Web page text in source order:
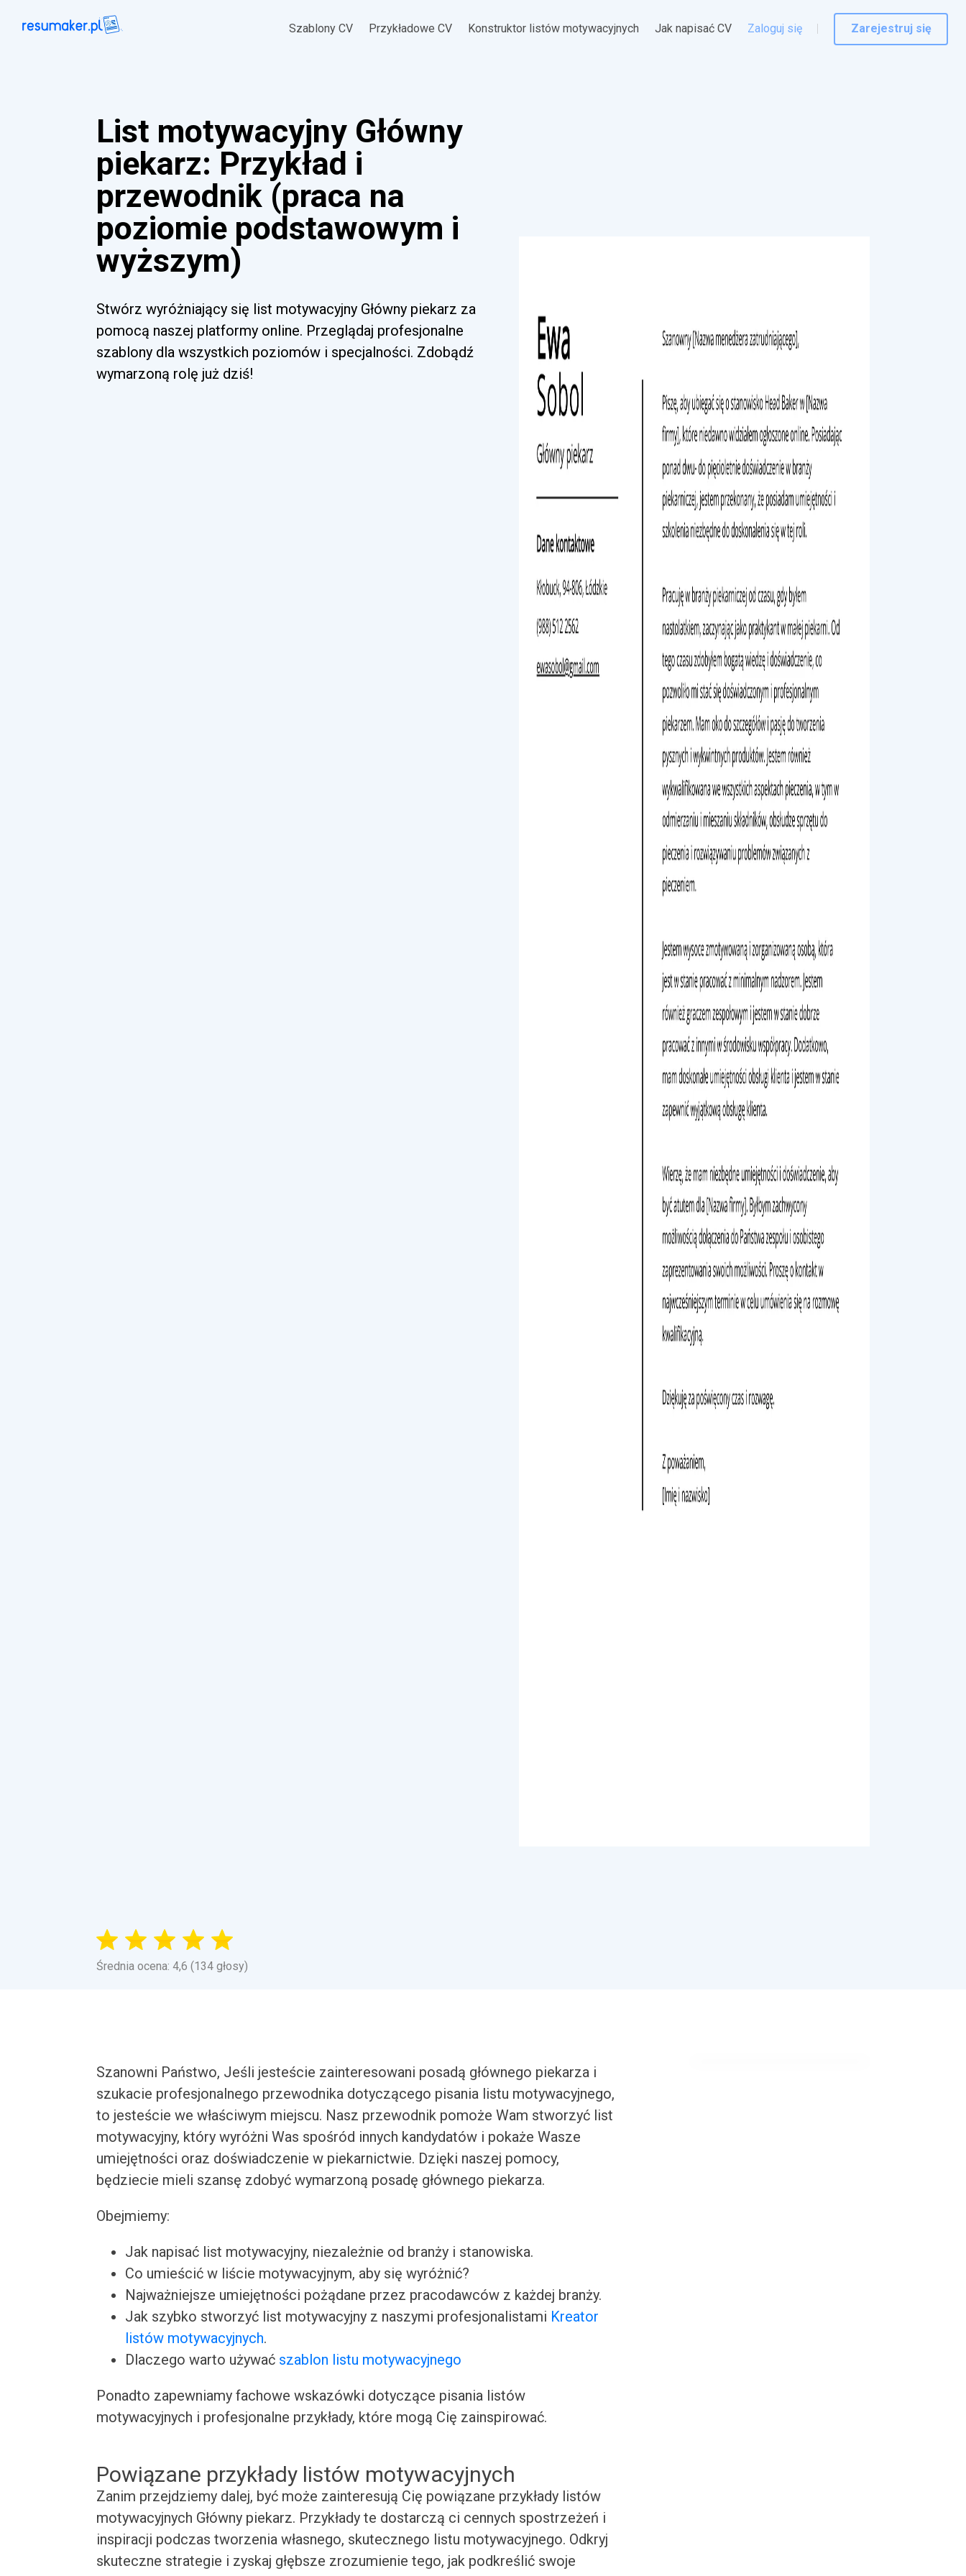
Szablony CV Przykładowe CV Konstruktor listów motywacyjnych Jak napisać CV Zaloguj się Zarejestruj się
List motywacyjny Główny
piekarz: Przykład i
przewodnik (praca na
poziomie podstawowym i
wyższym)
Stwórz wyróżniający się list motywacyjny Główny piekarz za
pomocą naszej platformy online. Przeglądaj profesjonalne
szablony dla wszystkich poziomów i specjalności. Zdobądź
wymarzoną rolę już dziś!
Średnia ocena: 4,6 (134 głosy)
Szanowni Państwo, Jeśli jesteście zainteresowani posadą głównego piekarza i
szukacie profesjonalnego przewodnika dotyczącego pisania listu motywacyjnego,
to jesteście we właściwym miejscu. Nasz przewodnik pomoże Wam stworzyć list
motywacyjny, który wyróżni Was spośród innych kandydatów i pokaże Wasze
umiejętności oraz doświadczenie w piekarnictwie. Dzięki naszej pomocy,
będziecie mieli szansę zdobyć wymarzoną posadę głównego piekarza.
Obejmiemy:
Jak napisać list motywacyjny, niezależnie od branży i stanowiska.
Co umieścić w liście motywacyjnym, aby się wyróżnić?
Najważniejsze umiejętności pożądane przez pracodawców z każdej branży.
Jak szybko stworzyć list motywacyjny z naszymi profesjonalistami Kreator
listów motywacyjnych.
Dlaczego warto używać szablon listu motywacyjnego
Ponadto zapewniamy fachowe wskazówki dotyczące pisania listów
motywacyjnych i profesjonalne przykłady, które mogą Cię zainspirować.
Powiązane przykłady listów motywacyjnych
Zanim przejdziemy dalej, być może zainteresują Cię powiązane przykłady listów
motywacyjnych Główny piekarz. Przykłady te dostarczą ci cennych spostrzeżeń i
inspiracji podczas tworzenia własnego, skutecznego listu motywacyjnego. Odkryj
skuteczne strategie i zyskaj głębsze zrozumienie tego, jak podkreślić swoje